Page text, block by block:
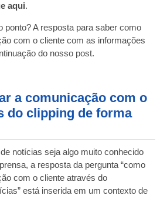
aqui.
ponto? A resposta para saber como
com o cliente com as informações
do nosso post.
a comunicação com o
do clipping de forma
notícias seja algo muito conhecido
a resposta da pergunta “como
com o cliente através do
está inserida em um contexto de